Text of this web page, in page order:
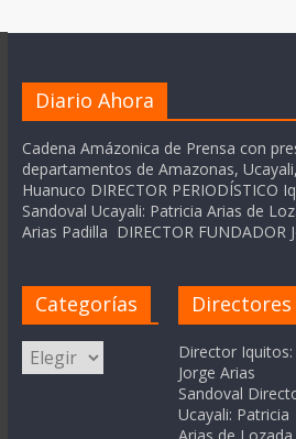
Diario Ahora
Cadena Amázonica de Prensa con
departamentos de Amazonas,
Huanuco DIRECTOR PERIODÍSTICO
Sandoval Ucayali: Patricia Arias de
Arias Padilla DIRECTOR FUNDADOR
Categorías
Categorías
Directores
Director Iquitos:
Jorge Arias
Sandoval
Ucayali: Patricia